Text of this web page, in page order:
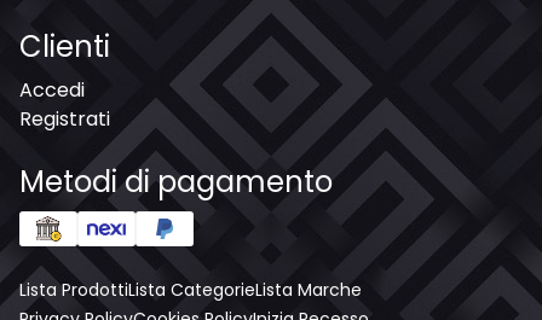
Clienti
Accedi
Registrati
Metodi di pagamento
Lista ProdottiLista CategorieLista Marche